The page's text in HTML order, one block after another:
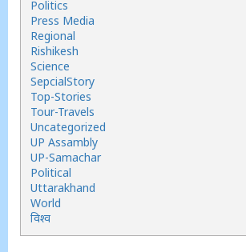
Politics
Press Media
Regional
Rishikesh
Science
SepcialStory
Top-Stories
Tour-Travels
Uncategorized
UP Assambly
UP-Samachar
Political
Uttarakhand
World
विश्व